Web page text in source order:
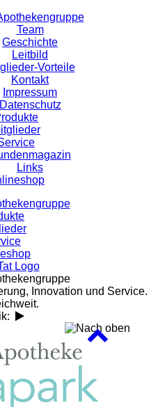
Team
Geschichte
Leitbild
Vorteile
Kontakt
Impressum
Datenschutz
Links
Innovation und Service.